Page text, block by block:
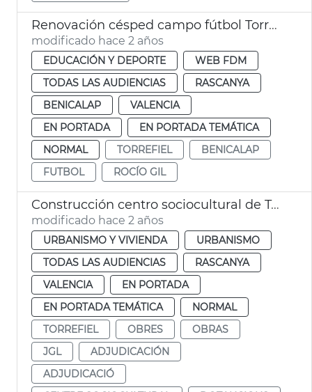
Renovación césped campo fútbol Torrefiel
modificado hace 2 años
EDUCACIÓN Y DEPORTE
WEB FDM
TODAS LAS AUDIENCIAS
RASCANYA
BENICALAP
VALENCIA
EN PORTADA
EN PORTADA TEMÁTICA
NORMAL
TORREFIEL
BENICALAP
FUTBOL
ROCÍO GIL
Construcción centro sociocultural de Torrefiel
modificado hace 2 años
URBANISMO Y VIVIENDA
URBANISMO
TODAS LAS AUDIENCIAS
RASCANYA
VALENCIA
EN PORTADA
EN PORTADA TEMÁTICA
NORMAL
TORREFIEL
OBRES
OBRAS
JGL
ADJUDICACIÓN
ADJUDICACIÓ